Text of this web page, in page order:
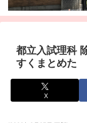
都立入試理科
すくまとめた
X